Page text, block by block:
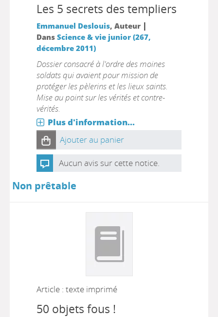
Les 5 secrets des templiers
Emmanuel Deslouis, Auteur |
Dans Science & vie junior (267,
décembre 2011)
Dossier consacré à l'ordre des moines
soldats qui avaient pour mission de
protéger les pèlerins et les lieux saints.
Mise au point sur les vérités et contre-
vérités.
Plus d'information...
Ajouter au panier
Aucun avis sur cette notice.
Non prêtable
Article : texte imprimé
50 objets fous !